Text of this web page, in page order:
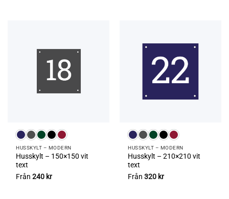
HUSSKYLT – MODERN
Husskylt – 150×150 vit
text
Från240 kr
HUSSKYLT – MODERN
Husskylt – 210×210 vit
text
Från320 kr